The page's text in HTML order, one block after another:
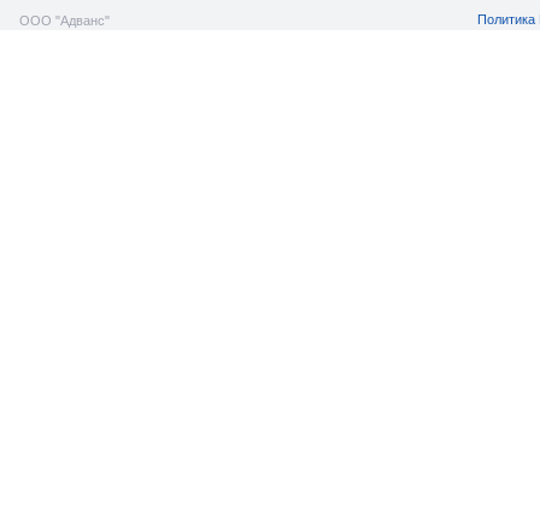
ООО "Адванс" Политика